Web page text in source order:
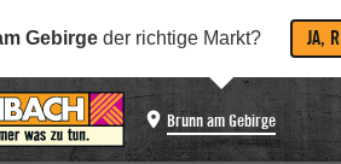
Gebirge der richtige Markt? JA,
Brunn am Gebirge